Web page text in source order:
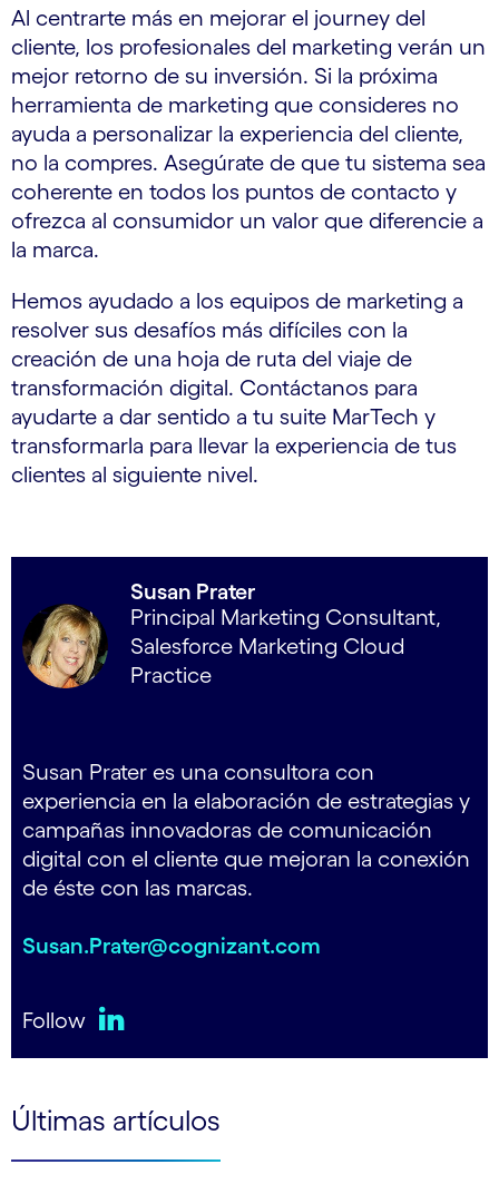
Al centrarte más en mejorar el journey del
cliente, los profesionales del marketing verán un
mejor retorno de su inversión. Si la próxima
herramienta de marketing que consideres no
ayuda a personalizar la experiencia del cliente,
no la compres. Asegúrate de que tu sistema sea
coherente en todos los puntos de contacto y
ofrezca al consumidor un valor que diferencie a
la marca.
Hemos ayudado a los equipos de marketing a
resolver sus desafíos más difíciles con la
creación de una hoja de ruta del viaje de
transformación digital. Contáctanos para
ayudarte a dar sentido a tu suite MarTech y
transformarla para llevar la experiencia de tus
clientes al siguiente nivel.
Susan Prater
Principal Marketing Consultant,
Salesforce Marketing Cloud
Practice
Susan Prater es una consultora con
experiencia en la elaboración de estrategias y
campañas innovadoras de comunicación
digital con el cliente que mejoran la conexión
de éste con las marcas.
Susan.Prater@cognizant.com
Follow
Últimas artículos